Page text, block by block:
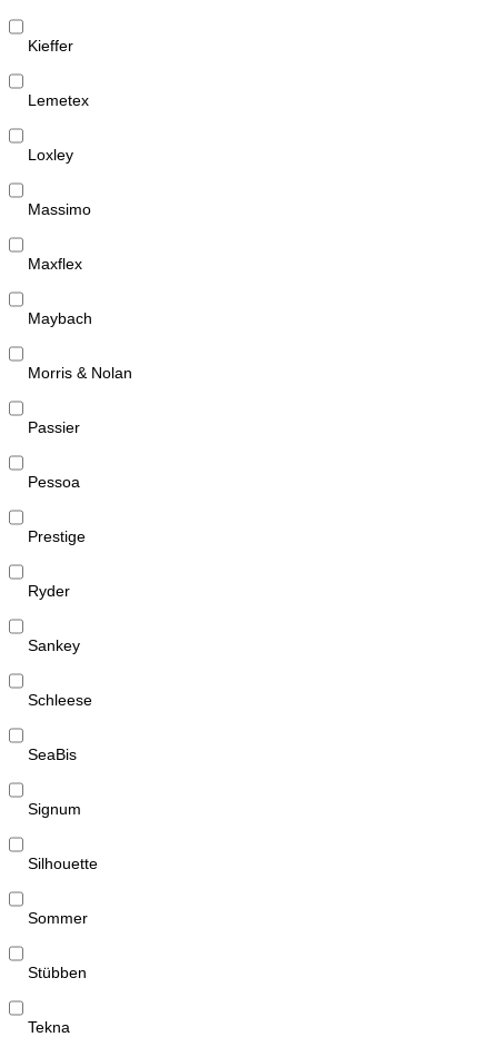
Kieffer
Lemetex
Loxley
Massimo
Maxflex
Maybach
Morris & Nolan
Passier
Pessoa
Prestige
Ryder
Sankey
Schleese
SeaBis
Signum
Silhouette
Sommer
Stübben
Tekna